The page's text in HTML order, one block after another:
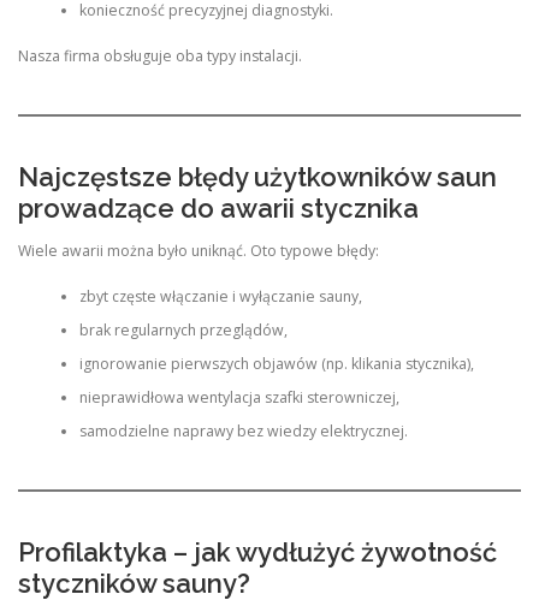
konieczność precyzyjnej diagnostyki.
Nasza firma obsługuje oba typy instalacji.
Najczęstsze błędy użytkowników saun
prowadzące do awarii stycznika
Wiele awarii można było uniknąć. Oto typowe błędy:
zbyt częste włączanie i wyłączanie sauny,
brak regularnych przeglądów,
ignorowanie pierwszych objawów (np. klikania stycznika),
nieprawidłowa wentylacja szafki sterowniczej,
samodzielne naprawy bez wiedzy elektrycznej.
Profilaktyka – jak wydłużyć żywotność
styczników sauny?